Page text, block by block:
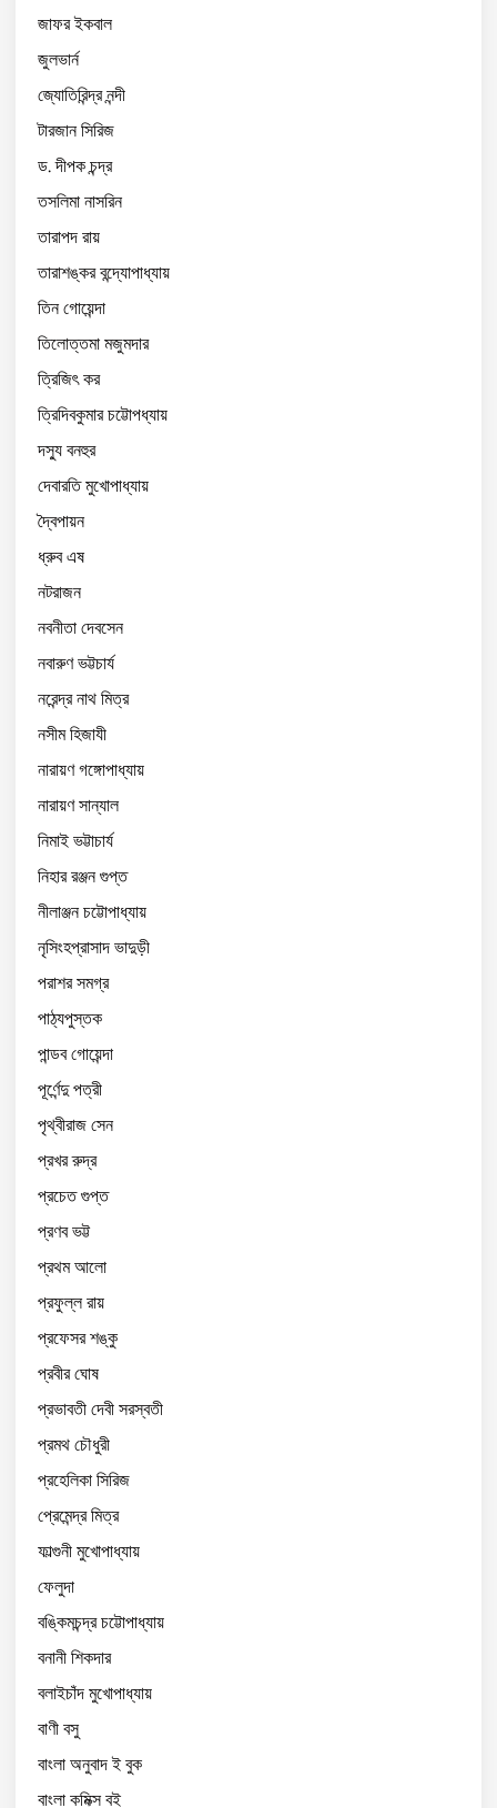
জাফর ইকবাল
জুলভার্ন
জ্যোতিরিন্দ্র নন্দী
টারজান সিরিজ
ড. দীপক চন্দ্র
তসলিমা নাসরিন
তারাপদ রায়
তারাশঙ্কর বন্দ্যোপাধ্যায়
তিন গোয়েন্দা
তিলোত্তমা মজুমদার
ত্রিজিৎ কর
ত্রিদিবকুমার চট্টোপধ্যায়
দস্যু বনহুর
দেবারতি মুখোপাধ্যায়
দ্বৈপায়ন
ধ্রুব এষ
নটরাজন
নবনীতা দেবসেন
নবারুণ ভট্টচার্য
নরেন্দ্র নাথ মিত্র
নসীম হিজাযী
নারায়ণ গঙ্গোপাধ্যায়
নারায়ণ সান্যাল
নিমাই ভট্টাচার্য
নিহার রঞ্জন গুপ্ত
নীলাঞ্জন চট্টোপাধ্যায়
নৃসিংহপ্রাসাদ ভাদুড়ী
পরাশর সমগ্র
পাঠ্যপুস্তক
পান্ডব গোয়েন্দা
পূর্ণেন্দু পত্রী
পৃথ্বীরাজ সেন
প্রখর রুদ্র
প্রচেত গুপ্ত
প্রণব ভট্ট
প্রথম আলো
প্রফুল্ল রায়
প্রফেসর শঙ্কু
প্রবীর ঘোষ
প্রভাবতী দেবী সরস্বতী
প্রমথ চৌধুরী
প্রহেলিকা সিরিজ
প্রেমেন্দ্র মিত্র
ফাল্গুনী মুখোপাধ্যায়
ফেলুদা
বঙ্কিমচন্দ্র চট্টোপাধ্যায়
বনানী শিকদার
বলাইচাঁদ মুখোপাধ্যায়
বাণী বসু
বাংলা অনুবাদ ই বুক
বাংলা কমিক্স বই